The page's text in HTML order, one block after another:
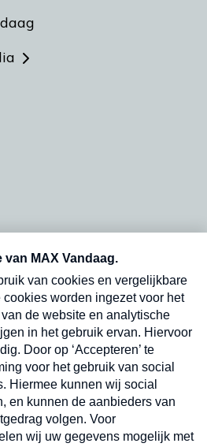
en dinsdagochtend in
Verzend